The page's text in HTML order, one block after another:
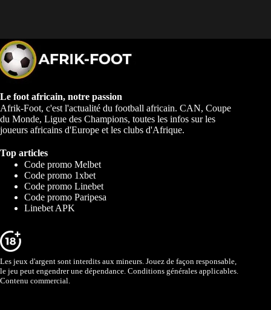
Le foot africain, notre passion
Afrik-Foot, c'est l'actualité du football africain. CAN, Coupe
du Monde, Ligue des Champions, toutes les infos sur les
joueurs africains d'Europe et les clubs d'Afrique.
Top articles
Code promo Melbet
Code promo 1xbet
Code promo Linebet
Code promo Paripesa
Linebet APK
Les jeux d'argent sont interdits aux mineurs. Jouez de façon responsable,
le jeu peut engendrer une dépendance. Conditions générales applicables.
Contenu commercial.